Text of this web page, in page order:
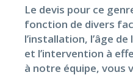
Le devis pour ce
fonction de divers
l’installation, l’âge
et l’intervention à
à notre équipe, vous